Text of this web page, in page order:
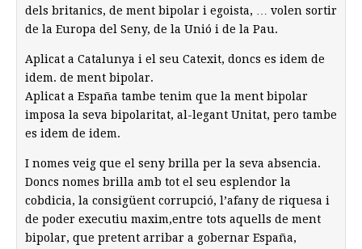
dels britanics, de ment bipolar i egoista, … volen sortir
de la Europa del Seny, de la Unió i de la Pau.
Aplicat a Catalunya i el seu Catexit, doncs es idem de
idem. de ment bipolar.
Aplicat a España tambe tenim que la ment bipolar
imposa la seva bipolaritat, al-legant Unitat, pero tambe
es idem de idem.
I nomes veig que el seny brilla per la seva absencia.
Doncs nomes brilla amb tot el seu esplendor la
cobdicia, la consigüent corrupció, l’afany de riquesa i
de poder executiu maxim,entre tots aquells de ment
bipolar, que pretent arribar a gobernar España,